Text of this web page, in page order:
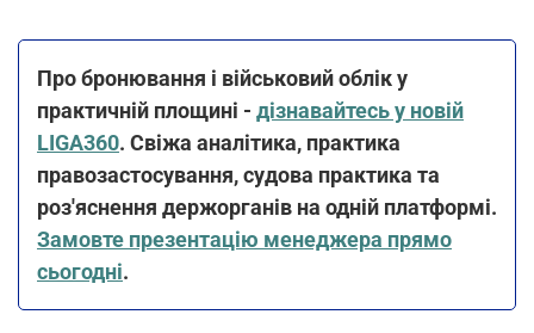
Про бронювання і військовий облік у
практичній площині - дізнавайтесь у новій
LIGA360. Свіжа аналітика, практика
правозастосування, судова практика та
роз'яснення держорганів на одній платформі.
Замовте презентацію менеджера прямо
сьогодні.